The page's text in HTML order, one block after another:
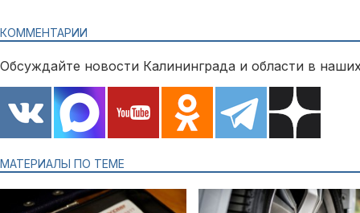
КОММЕНТАРИИ
Обсуждайте новости Калининграда и области в
МАТЕРИАЛЫ ПО ТЕМЕ